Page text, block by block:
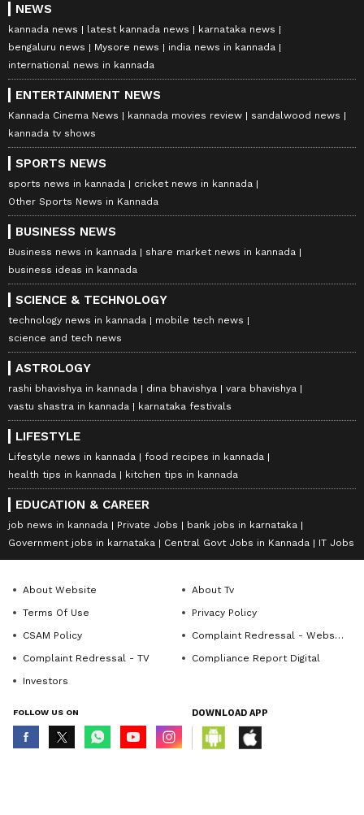
NEWS
kannada news latest kannada news
karnataka news
bengaluru news
Mysore news
india news in kannada
international news in kannada
ENTERTAINMENT NEWS
Kannada Cinema News kannada movies review
sandalwood news
kannada tv shows
SPORTS NEWS
sports news in kannada
cricket news in kannada
Other Sports News in Kannada
BUSINESS NEWS
Business news in kannada
share market news in kannada
business ideas in kannada
SCIENCE & TECHNOLOGY
technology news in kannada
mobile tech news
science and tech news
ASTROLOGY
rashi bhavishya in kannada dina bhavishya
vara bhavishya
vastu shastra in kannada
karnataka festivals
LIFESTYLE
Lifestyle news in kannada
food recipes in kannada
health tips in kannada
kitchen tips in kannada
EDUCATION & CAREER
job news in kannada Private Jobs
bank jobs in karnataka
Government jobs in karnataka
Central Govt Jobs in Kannada IT Jobs
About Website
About Tv
Terms Of Use
Privacy Policy
CSAM Policy
Complaint Redressal - Website
Complaint Redressal - TV
Compliance Report Digital
Investors
FOLLOW US ON DOWNLOAD APP